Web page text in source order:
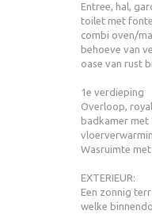
Entree, hal,
toilet met
combi oven/
behoeve van
oase van rust
1e verdieping
Overloop,
badkamer met
Wasruimte
EXTERIEUR:
Een zonnig
welke